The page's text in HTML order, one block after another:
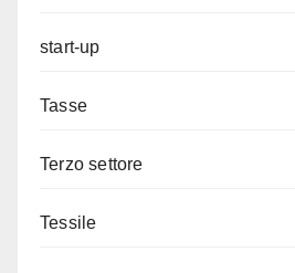
start-up
Tasse
Terzo settore
Tessile